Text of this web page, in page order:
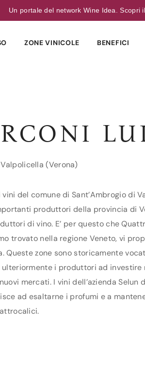
Un portale del network Wine Idea. Scopri
ZONE VINICOLE BENEFICI
(Verona)
del comune di Sant’Ambrogio di
produttori della provincia di
di vino. E’ per questo che
trovato nella regione Veneto, vi
zone sono storicamente
i produttori ad
mercati. I vini dell’azienda
ad esaltarne i profumi e a